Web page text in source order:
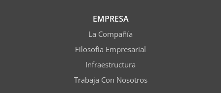
EMPRESA
La Compañía
Filosofía Empresarial
Infraestructura
Trabaja Con Nosotros